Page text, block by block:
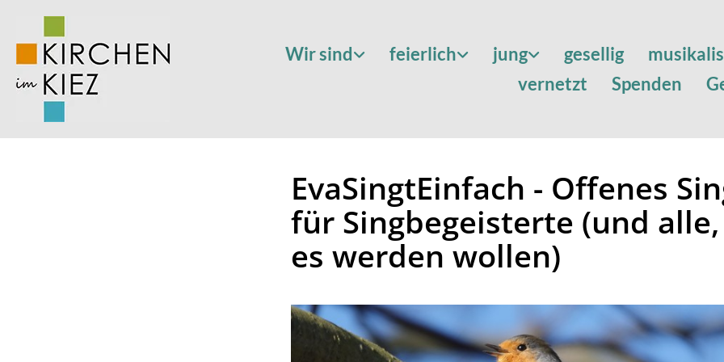
Wir sind feierlich jung gesellig
vernetzt
Spenden
EvaSingtEinfach - Offenes
für Singbegeisterte (und
es werden wollen)